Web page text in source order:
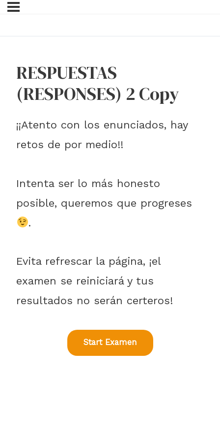
RESPUESTAS
(RESPONSES) 2 Copy
¡¡Atento con los enunciados, hay
retos de por medio!!
Intenta ser lo más honesto
posible, queremos que progreses
.
Evita refrescar la página, ¡el
examen se reiniciará y tus
resultados no serán certeros!